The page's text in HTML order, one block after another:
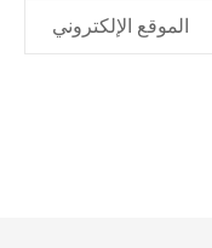
الموقع الإلكتروني